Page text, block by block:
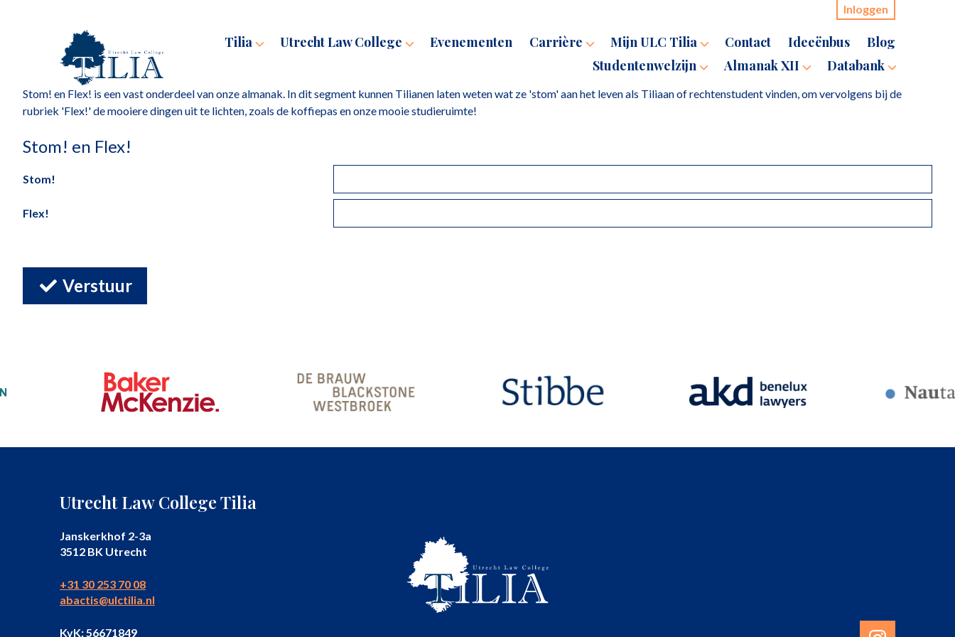
Inloggen
Tilia Utrecht Law College Evenementen Carrière Mijn ULC Tilia Contact Ideeënbus
Blog
Studentenwelzijn
Almanak XII Databank
Stom! en Flex! is een vast onderdeel van onze almanak. In dit segment kunnen Tilianen laten weten wat ze 'stom' aan het leven als Tiliaan of rechtenstudent vinden, om vervolgens bij de
rubriek 'Flex!' de mooiere dingen uit te lichten, zoals de koffiepas en onze mooie studieruimte!
Stom! en Flex!
Stom!
Flex!
Verstuur
Utrecht Law College Tilia
Janskerkhof 2-3a
3512 BK Utrecht
+31 30 253 70 08
abactis@ulctilia.nl
KvK: 56671849